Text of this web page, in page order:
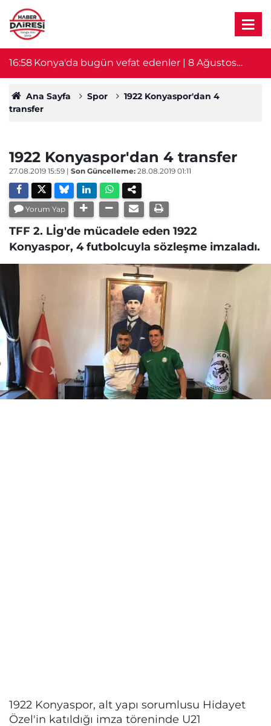
16:58 Konya'da bugün vefat edenler | 8 Ağustos
2026
Ana Sayfa Spor
1922 Konyaspor'dan 4
transfer
1922 Konyaspor'dan 4 transfer
27.08.2019 15:59 | Son Güncelleme: 28.08.2019 01:11
Yorum Yap
TFF 2. Lİg'de mücadele eden 1922
Konyaspor, 4 futbolcuyla sözleşme imzaladı.
1922 Konyaspor, alt yapı sorumlusu Hidayet
Özel'in katıldığı imza töreninde U21